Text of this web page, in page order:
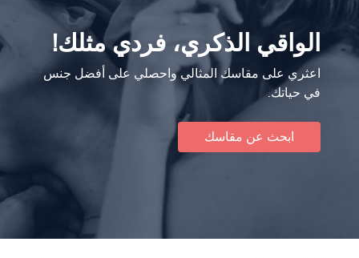
الواقي الذكري، فردي مثلك!
اعثري على مقاسك المثالي واحصلي على أفضل جنس
في حياتك.
ابحث عن مقاسك